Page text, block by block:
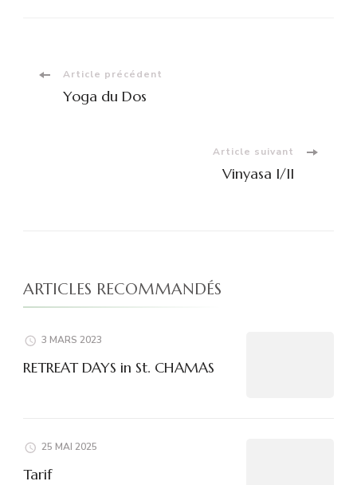
Navigation
Article précédent
Yoga du Dos
Article suivant
Vinyasa I/II
ARTICLES RECOMMANDÉS
3 MARS 2023
RETREAT DAYS in St. CHAMAS
25 MAI 2025
Tarif